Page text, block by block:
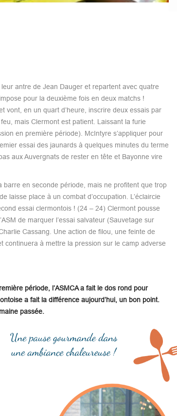
antre de Jean Dauger et repartent avec quatre
pour la deuxième fois en deux matchs !
vont, en un quart d’heure, inscrire deux essais par
mais Clermont est patient. Laissant la furie
en première période). McIntyre s’appliquer pour
essai des jaunards à quelques minutes du terme
aux Auvergnats de rester en tête et Bayonne vire
en seconde période, mais ne profitent que trop
laisse place à un combat d’occupation. L’éclaircie
essai clermontois ! (24 – 24) Clermont pousse
de marquer l’essai salvateur (Sauvetage sur
Cassang. Une action de filou, une feinte de
continuera à mettre la pression sur le camp adverse
période, l’ASMCA a fait le dos rond pour
a fait la différence aujourd’hui, un bon point.
passée.